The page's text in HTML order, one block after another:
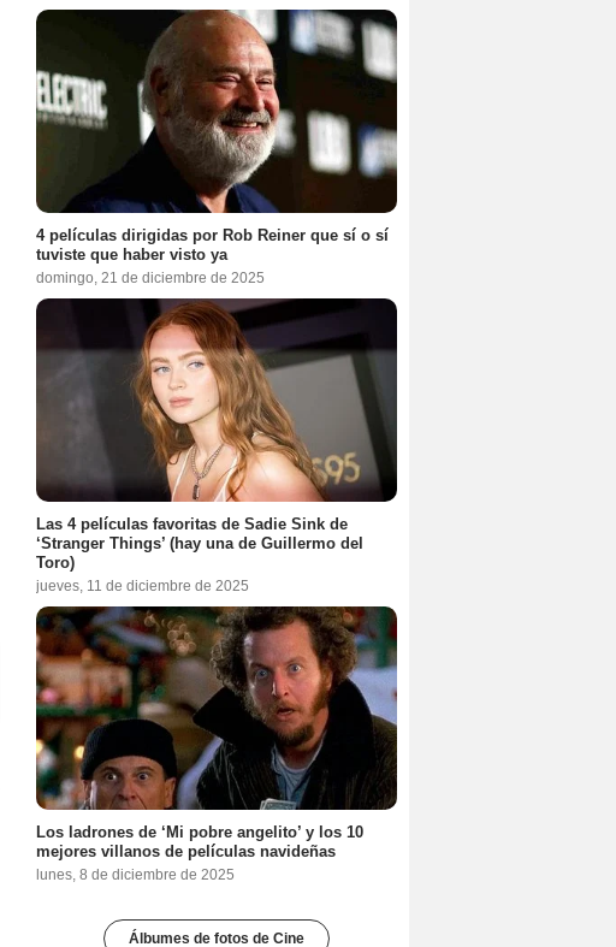
4 películas dirigidas por Rob Reiner que sí o sí
tuviste que haber visto ya
domingo, 21 de diciembre de 2025
Las 4 películas favoritas de Sadie Sink de
‘Stranger Things’ (hay una de Guillermo del
Toro)
jueves, 11 de diciembre de 2025
Los ladrones de ‘Mi pobre angelito’ y los 10
mejores villanos de películas navideñas
lunes, 8 de diciembre de 2025
Álbumes de fotos de Cine